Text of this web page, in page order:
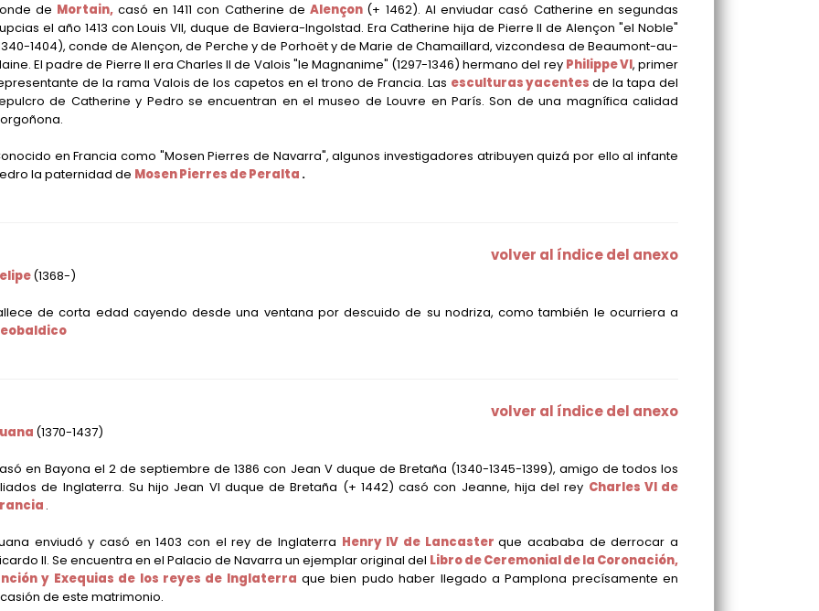
de Mortain, casó en 1411 con Catherine deAlençon (+ 1462). Al enviudar casó Catherine en segundas
el año 1413 con Louis VII, duque de Baviera-Ingolstad. Era Catherine hija de Pierre II de Alençon "el Noble"
1404), conde de Alençon, de Perche y de Porhoët y de Marie de Chamaillard, vizcondesa de Beaumont-au-
El padre de Pierre II era Charles II de Valois "le Magnanime" (1297-1346) hermano del rey Philippe VI, primer
de la rama Valois de los capetos en el trono de Francia. Las esculturas yacentesde la tapa del
de Catherine y Pedro se encuentran en el museo de Louvre en París. Son de una magnífica calidad
en Francia como "Mosen Pierres de Navarra", algunos investigadores atribuyen quizá por ello al infante
la paternidad de Mosen Pierres de Peralta .
volver al índice del anexo
(1368-)
de corta edad cayendo desde una ventana por descuido de su nodriza, como también le ocurriera a
volver al índice del anexo
(1370-1437)
en Bayona el 2 de septiembre de 1386 con Jean V duque de Bretaña (1340-1345-1399), amigo de todos los
de Inglaterra. Su hijo Jean VI duque de Bretaña (+ 1442) casó con Jeanne, hija del rey Charles VI de
.
enviudó y casó en 1403 con el rey de Inglaterra Henry IV de Lancasterque acababa de derrocar a
II. Se encuentra en el Palacio de Navarra un ejemplar original del Libro de Ceremonial de la Coronación,
y Exequias de los reyes de Inglaterra que bien pudo haber llegado a Pamplona precísamente en
de este matrimonio.